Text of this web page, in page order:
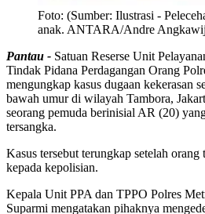
Foto: (Sumber: Ilustrasi -
anak. ANTARA/Andre
Pantau - Satuan Reserse Unit
Tindak Pidana Perdagangan Orang
mengungkap kasus dugaan kekerasan
bawah umur di wilayah Tambora,
seorang pemuda berinisial AR (20)
tersangka.
Kasus tersebut terungkap setelah
kepada kepolisian.
Kepala Unit PPA dan TPPO Polres
Suparmi mengatakan pihaknya